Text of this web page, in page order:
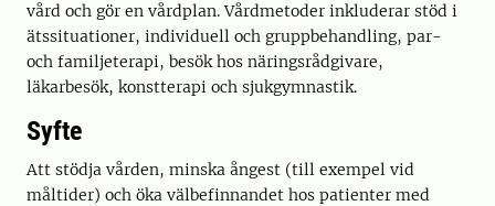
vård och gör en vårdplan. Vårdmetoder inkluderar stöd i
ätssituationer, individuell och gruppbehandling, par-
och familjeterapi, besök hos näringsrådgivare,
läkarbesök, konstterapi och sjukgymnastik.
Syfte
Att stödja vården, minska ångest (till exempel vid
måltider) och öka välbefinnandet hos patienter med